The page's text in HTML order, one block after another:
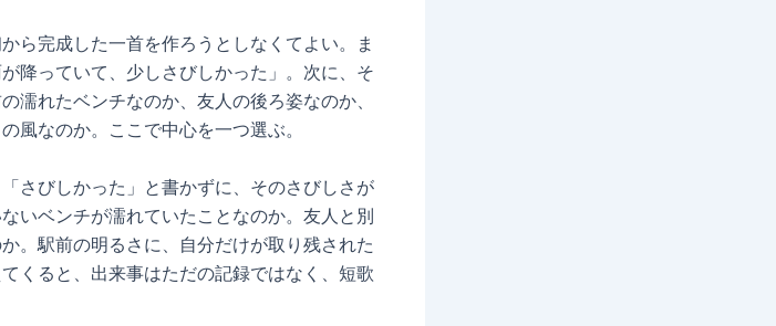
ら完成した一首を作ろうとしなくてよい。ま
降っていて、少しさびしかった」。次に、そ
濡れたベンチなのか、友人の後ろ姿なのか、
風なのか。ここで中心を一つ選ぶ。
さびしかった」と書かずに、そのさびしさが
いベンチが濡れていたことなのか。友人と別
。駅前の明るさに、自分だけが取り残された
くると、出来事はただの記録ではなく、短歌